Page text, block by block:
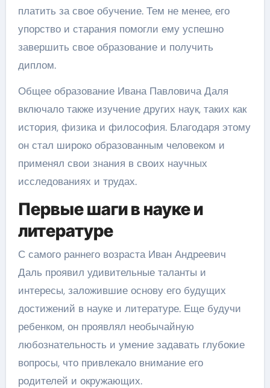
платить за свое обучение. Тем не менее, его
упорство и старания помогли ему успешно
завершить свое образование и получить
диплом.
Общее образование Ивана Павловича Даля
включало также изучение других наук, таких как
история, физика и философия. Благодаря этому
он стал широко образованным человеком и
применял свои знания в своих научных
исследованиях и трудах.
Первые шаги в науке и
литературе
С самого раннего возраста Иван Андреевич
Даль проявил удивительные таланты и
интересы, заложившие основу его будущих
достижений в науке и литературе. Еще будучи
ребенком, он проявлял необычайную
любознательность и умение задавать глубокие
вопросы, что привлекало внимание его
родителей и окружающих.